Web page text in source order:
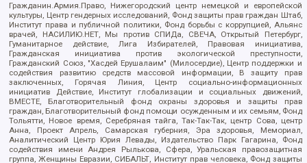
Гражданин.Армия.Право, Нижегородский центр немецкой и европейской
культуры, Центр гендерных исследований, Фонд защиты прав граждан Штаб,
Институт права и публичной политики, Фонд борьбы с коррупцией, Альянс
врачей, НАСИЛИЮ.НЕТ, Мы против СПИДа, СВЕЧА, Открытый Петербург,
Гуманитарное действие, Лига Избирателей, Правовая инициатива,
Гражданская инициатива против экологической преступности,
Гражданский Союз, "Хасдей Ерушалаим" (Милосердие), Центр поддержки и
содействия развитию средств массовой информации, В защиту прав
заключенных, Горячая Линия, Центр социально-информационных
инициатив Действие, Институт глобализации и социальных движений,
ВМЕСТЕ, Благотворительный фонд охраны здоровья и защиты прав
граждан, Благотворительный фонд помощи осужденным и их семьям, Фонд
Тольятти, Новое время, Серебряная тайга, Так-Так-Так, центр Сова, центр
Анна, Проект Апрель, Самарская губерния, Эра здоровья, Мемориал,
Аналитический Центр Юрия Левады, Издательство Парк Гагарина, Фонд
содействия имени Андрея Рылькова, Сфера, Уральская правозащитная
группа, Женщины Евразии, СИБАЛЬТ, Институт прав человека, Фонд защиты